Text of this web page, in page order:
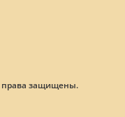
права защищены.